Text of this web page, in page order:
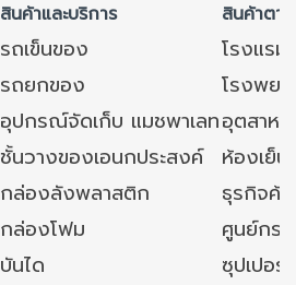
สินค้าและบริการ สินค้าตา
รถเข็นของ
โรงแร
รถยกของ
โรงพย
อุปกรณ์จัดเก็บ แมชพาเลทอุตสาหก
ชั้นวางของเอนกประสงค์
ห้องเย็
กล่องลังพลาสติก
ธุรกิจค้
กล่องโฟม
ศูนย์กร
บันได
ซุปเปอ